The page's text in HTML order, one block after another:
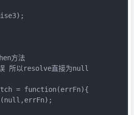
方法
所以resolve直接为null
= function(errFn){